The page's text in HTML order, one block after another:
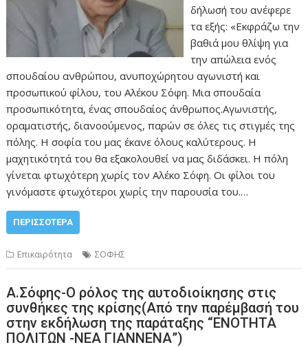
δήλωσή του ανέφερε
τα εξής: «Εκφράζω την
βαθιά μου θλίψη για
την απώλεια ενός
σπουδαίου ανθρώπου, ανυποχώρητου αγωνιστή και
προσωπικού φίλου, του Αλέκου Σόφη. Μια σπουδαία
προσωπικότητα, ένας σπουδαίος άνθρωπος.Αγωνιστής,
οραματιστής, διανοούμενος, παρών σε όλες τις στιγμές της
πόλης. Η σοφία του μας έκανε όλους καλύτερους. Η
μαχητικότητά του θα εξακολουθεί να μας διδάσκει. Η πόλη
γίνεται φτωχότερη χωρίς τον Αλέκο Σόφη. Οι φίλοι του
γινόμαστε φτωχότεροι χωρίς την παρουσία του.…
ΠΕΡΙΣΣΌΤΕΡΑ
Επικαιρότητα ΣΟΦΗΣ
Α.Σόφης-Ο ρόλος της αυτοδιοίκησης στις
συνθήκες της κρίσης(Από την παρέμβασή του
στην εκδήλωση της παράταξης “ΕΝΟΤΗΤΑ
ΠΟΛΙΤΩΝ -ΝΕΑ ΓΙΑΝΝΕΝΑ”)